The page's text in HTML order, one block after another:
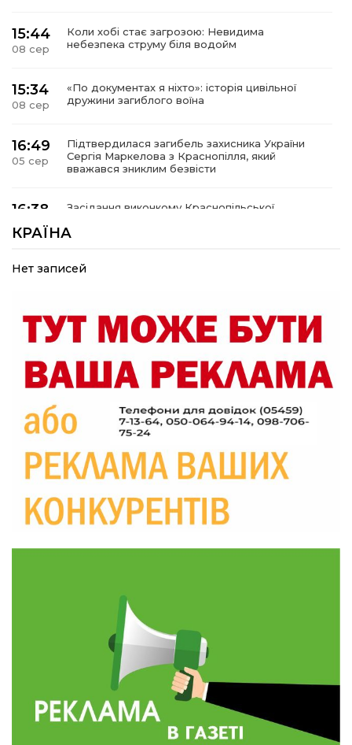
15:44
08 сер
Коли хобі стає загрозою: Невидима
небезпека струму біля водойм
15:34
08 сер
«По документах я ніхто»: історія цивільної
дружини загиблого воїна
16:49
05 сер
Підтвердилася загибель захисника України
Сергія Маркелова з Краснопілля, який
вважався зниклим безвісти
16:38
05 сер
Засідання виконкому Краснопільської
знищене житло та соціальний захист дітей
16:26
Краснопільщина під ворожими ударами: у
09:33
Не лише документи: несподівані речі, які
можуть врятувати життя під час обстрілу
09:26
05 сер
Що робити, якщо в нотаріальному документі
18:39
04 сер
разом створюють унікальний телепроєкт
09:52
04 сер
Родина Степаненків: від квітучого
прикордоння до втраченого дому
«Все закінчиться, приїду й одружуся…»: Пам’яті
26-річного Захисника Богдана Ємця (ВІДЕО)
Паливо по 100 грн та ризик дефіциту: чому в
Україні різко зростають ціни на АЗС
20:00
Житлові сертифікати, підготовка до зими та
підтримка ВПО: підсумки засідання виконкому
КРАЇНА
Нет записей